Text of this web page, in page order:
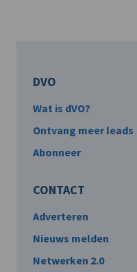
DVO
Wat is dVO?
Ontvang meer leads
Abonneer
CONTACT
Adverteren
Nieuws melden
Netwerken 2.0